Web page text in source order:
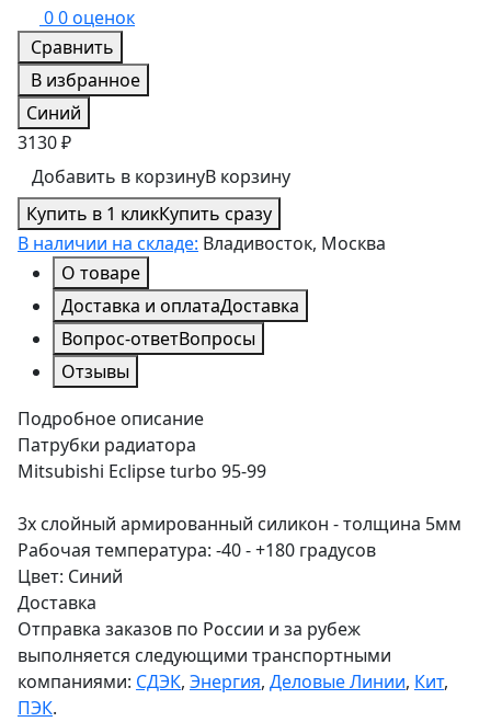
00 оценок
Сравнить
В избранное
Синий
3130 ₽
Добавить в корзинуВ корзину
Купить в 1 кликКупить сразу
В наличии на складе: Владивосток, Москва
О товаре
Доставка и оплатаДоставка
Вопрос-ответВопросы
Отзывы
Подробное описание
Патрубки радиатора
Mitsubishi Eclipse turbo 95-99
3х слойный армированный силикон - толщина 5мм
Рабочая температура: -40 - +180 градусов
Цвет: Синий
Доставка
Отправка заказов по России и за рубеж
выполняется следующими транспортными
компаниями: СДЭК, Энергия, Деловые Линии, Кит,
ПЭК.